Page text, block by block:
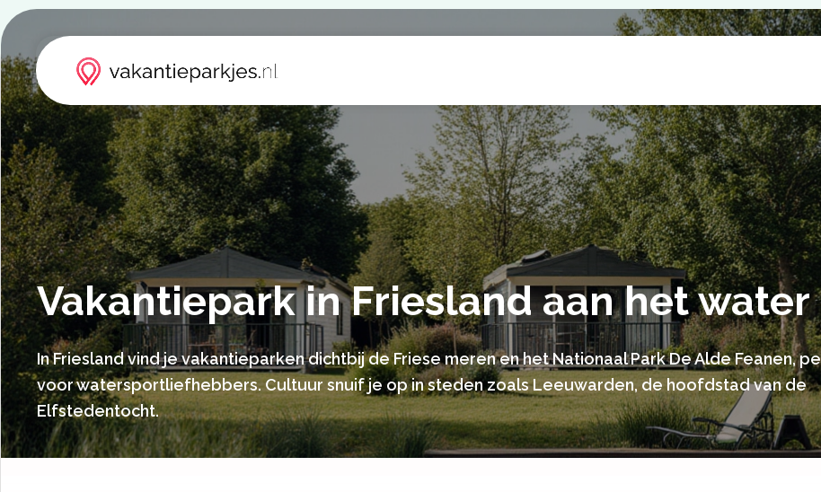
Vakantiepark in Friesland aan het water
In Friesland vind je vakantieparken dichtbij de Friese meren en het Nationaal Park De Alde Feanen,
voor watersportliefhebbers. Cultuur snuif je op in steden zoals Leeuwarden, de hoofdstad van de
Elfstedentocht.